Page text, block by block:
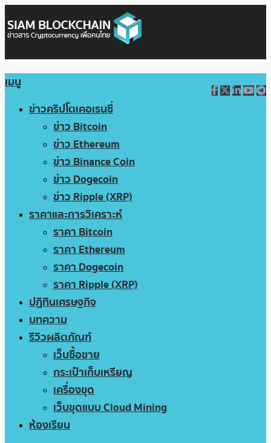
เมนู
ข่าวคริปโตเคอเรนซี่
ข่าว Bitcoin
ข่าว Ethereum
ข่าว Binance Coin
ข่าว Dogecoin
ข่าว Ripple (XRP)
ราคาและการวิเคราะห์
ราคา Bitcoin
ราคา Ethereum
ราคา Dogecoin
ราคา Ripple (XRP)
ปฏิทินเศรษฐกิจ
บทความ
รีวิวผลิตภัณฑ์
เว็บซื้อขาย
กระเป๋าเก็บเหรียญ
เครื่องขุด
เว็บขุดแบบ Cloud Mining
ห้องเรียน